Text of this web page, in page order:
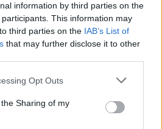
information by third parties on the
participants. This information may
third parties on the IAB’s List of
that may further disclose it to other
Opt Outs
Sharing of my
00:01:43
Lenkijoje: slaptos
išsisukti
00:12:06
siautusios lietuvių gaujos